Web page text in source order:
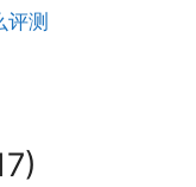
评测